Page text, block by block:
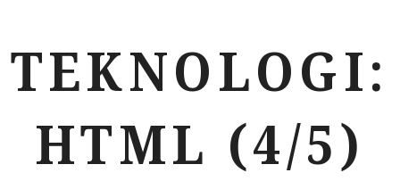
TEKNOLOGI:
HTML (4/5)